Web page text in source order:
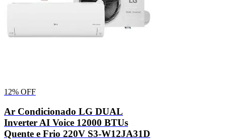
12% OFF
Ar Condicionado LG DUAL
Inverter AI Voice 12000 BTUs
Quente e Frio 220V S3-W12JA31D